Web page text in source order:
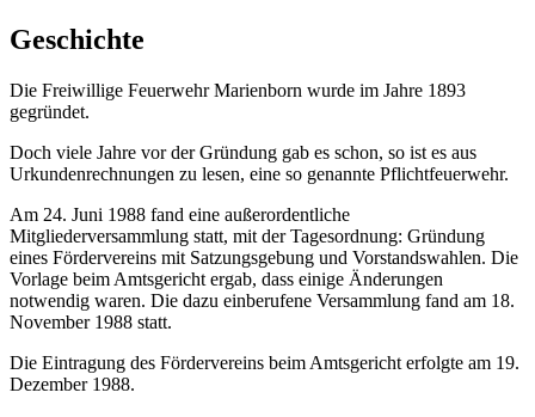
Geschichte
Die Freiwillige Feuerwehr Marienborn wurde im Jahre 1893
gegründet.
Doch viele Jahre vor der Gründung gab es schon, so ist es aus
Urkundenrechnungen zu lesen, eine so genannte Pflichtfeuerwehr.
Am 24. Juni 1988 fand eine außerordentliche
Mitgliederversammlung statt, mit der Tagesordnung: Gründung
eines Fördervereins mit Satzungsgebung und Vorstandswahlen. Die
Vorlage beim Amtsgericht ergab, dass einige Änderungen
notwendig waren. Die dazu einberufene Versammlung fand am 18.
November 1988 statt.
Die Eintragung des Fördervereins beim Amtsgericht erfolgte am 19.
Dezember 1988.